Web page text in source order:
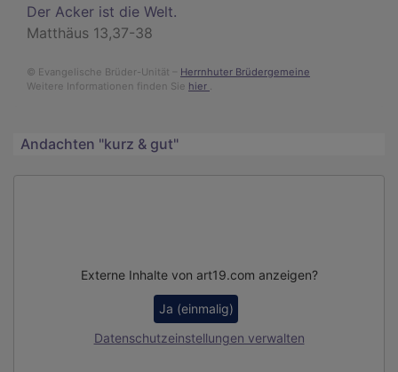
Der Acker ist die Welt.
Matthäus 13,37-38
© Evangelische Brüder-Unität – Herrnhuter Brüdergemeine
Weitere Informationen finden Sie hier
Andachten "kurz & gut"
Externe Inhalte von art19.com anzeigen?
Ja (einmalig)
Datenschutzeinstellungen verwalten